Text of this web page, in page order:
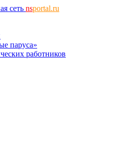
сеть nsportal.ru
паруса»
работников